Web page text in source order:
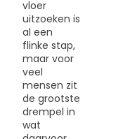
vloer
uitzoeken is
al een
flinke stap,
maar voor
veel
mensen zit
de grootste
drempel in
wat